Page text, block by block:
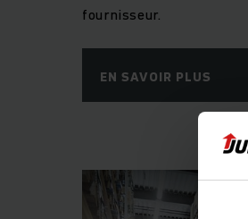
fournisseur.
EN SAVOIR PLUS